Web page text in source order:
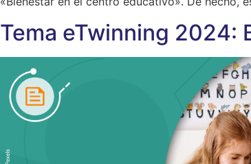
Tema eTwinning 2024: